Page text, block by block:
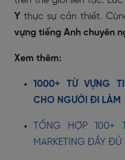
Y thực sự cần thiết.
vựng tiếng Anh chuyên
Xem thêm:
1000+ TỪ VỰNG
CHO NGƯỜI ĐI LÀM
TỔNG HỢP 100+
MARKETING ĐẦY ĐỦ